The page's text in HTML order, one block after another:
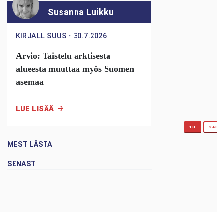
Susanna Luikku
KIRJALLISUUS ・ 30.7.2026
Arvio: Taistelu arktisesta
alueesta muuttaa myös Suomen
asemaa
LUE LISÄÄ
MEST LÄSTA
1H
SENAST